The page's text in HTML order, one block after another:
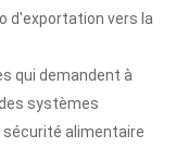
d'exportation vers la
qui demandent à
systèmes
alimentaire